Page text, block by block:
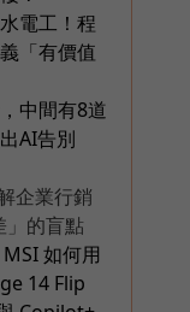
電工！程
「有價值
中間有8道
AI告別
企業行銷
」的盲點
如何用
14 Flip